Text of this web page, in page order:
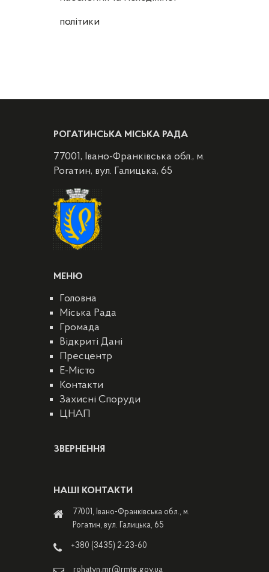
політики
РОГАТИНСЬКА МІСЬКА РАДА
77001, Івано-Франківська обл., м.
Рогатин, вул. Галицька, 65
МЕНЮ
Головна
Міська Рада
Громада
Відкриті Дані
Пресцентр
E-Місто
Контакти
Захисні Споруди
ЦНАП
ЗВЕРНЕННЯ
НАШІ КОНТАКТИ
77001, Івано-Франківська обл., м.
Рогатин, вул. Галицька, 65
+380 (3435) 2-23-60
rohatyn.mr@rmtg.gov.ua